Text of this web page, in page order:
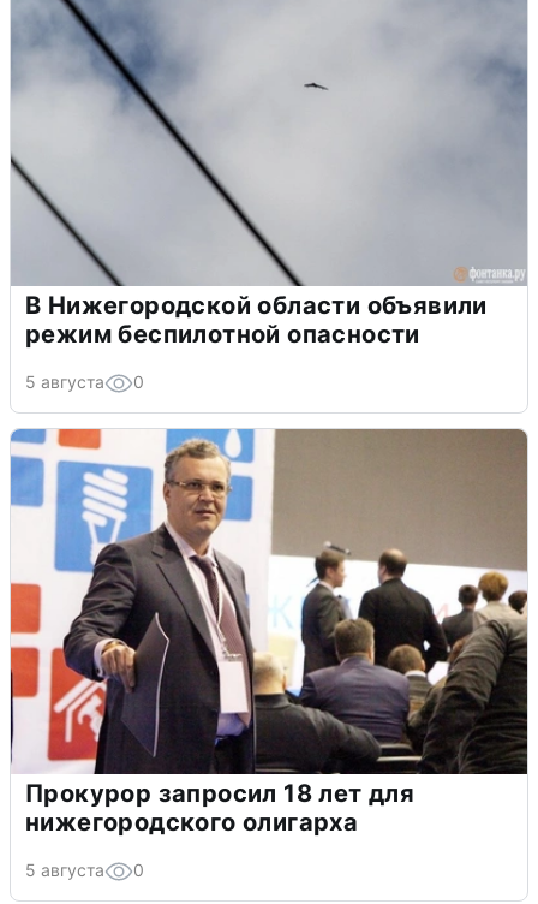
В Нижегородской области объявили
режим беспилотной опасности
5 августа 0
Прокурор запросил 18 лет для
нижегородского олигарха
5 августа 0